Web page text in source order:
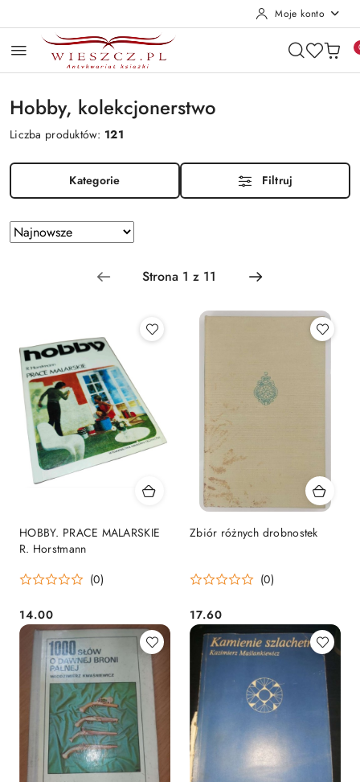
Moje konto
Hobby, kolekcjonerstwo
Liczba produktów: 121
Kategorie Filtruj
Zastosowano
sortowanie:
Sortuj
według
HOBBY. PRACE MALARSKIE
R. Horstmann
(0)
Cena:
14.00
Zbiór różnych drobnostek
(0)
Cena:
17.60